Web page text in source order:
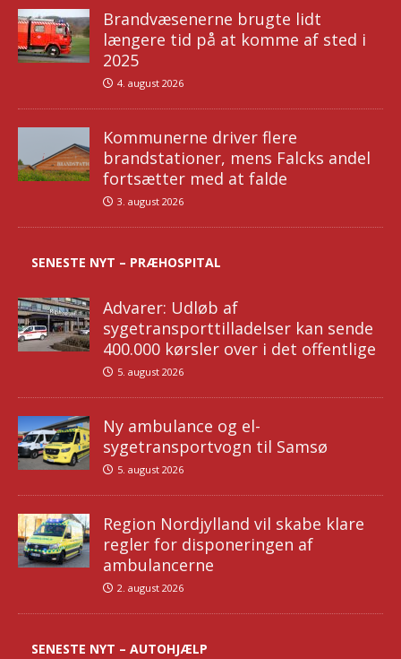
Brandvæsenerne brugte lidt
længere tid på at komme af sted i
2025
4. august 2026
Kommunerne driver flere
brandstationer, mens Falcks andel
fortsætter med at falde
3. august 2026
SENESTE NYT – PRÆHOSPITAL
Advarer: Udløb af
sygetransporttilladelser kan sende
400.000 kørsler over i det offentlige
5. august 2026
Ny ambulance og el-
sygetransportvogn til Samsø
5. august 2026
Region Nordjylland vil skabe klare
regler for disponeringen af
ambulancerne
2. august 2026
SENESTE NYT – AUTOHJÆLP